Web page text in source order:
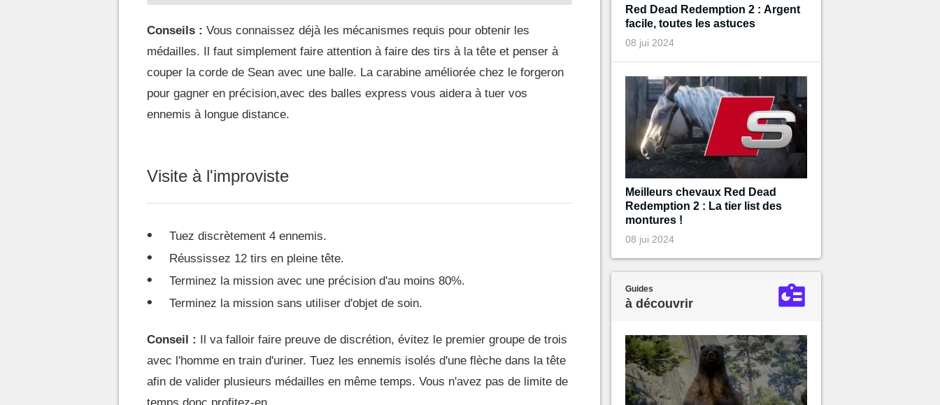
Conseils : Vous connaissez déjà les mécanismes requis pour obtenir les
médailles. Il faut simplement faire attention à faire des tirs à la tête et penser à
couper la corde de Sean avec une balle. La carabine améliorée chez le forgeron
pour gagner en précision,avec des balles express vous aidera à tuer vos
ennemis à longue distance.
Visite à l'improviste
Tuez discrètement 4 ennemis.
Réussissez 12 tirs en pleine tête.
Terminez la mission avec une précision d'au moins 80%.
Terminez la mission sans utiliser d'objet de soin.
Conseil : Il va falloir faire preuve de discrétion, évitez le premier groupe de trois
avec l'homme en train d'uriner. Tuez les ennemis isolés d'une flèche dans la tête
afin de valider plusieurs médailles en même temps. Vous n'avez pas de limite de
Red Dead Redemption 2 : Argent
facile, toutes les astuces
08 jui 2024
Meilleurs chevaux Red Dead
Redemption 2 : La tier list des
montures !
08 jui 2024
Guides
à découvrir